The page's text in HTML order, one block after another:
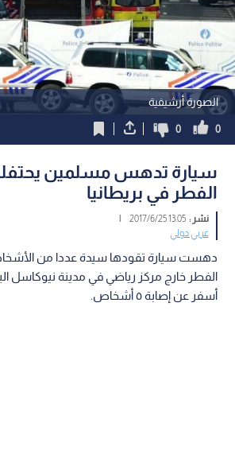
الصورة أرشيفية
0
0
سيارة تدهس مسلمين
الفطر في بريطانيا
نشر :13:05 2017/6/25
|
عربي دولي
دهست سيارة تقودها سيدة عددا من
الفطر خارج مركز رياضي في مدينة نيوكاسل
أسفر عن إصابة ٥ أشخاص.